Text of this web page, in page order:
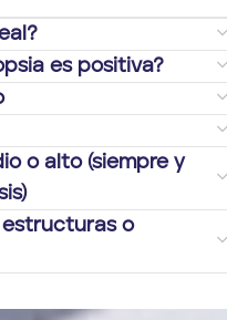
es positiva?
o alto (siempre y
estructuras o